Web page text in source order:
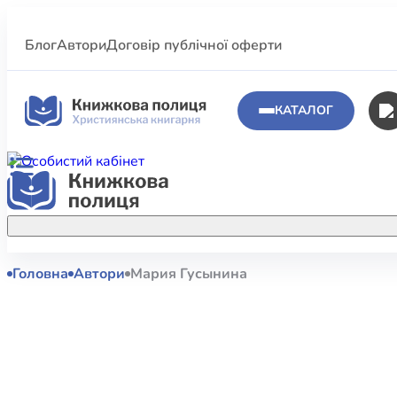
БлогАвториДоговір публічної оферти
КАТАЛОГ
Акційні пропозиції
Головна Автори Мария Гусынина